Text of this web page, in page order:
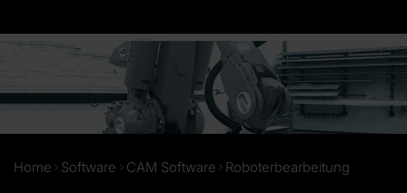
Home Software CAM Software Roboterbearbeitung